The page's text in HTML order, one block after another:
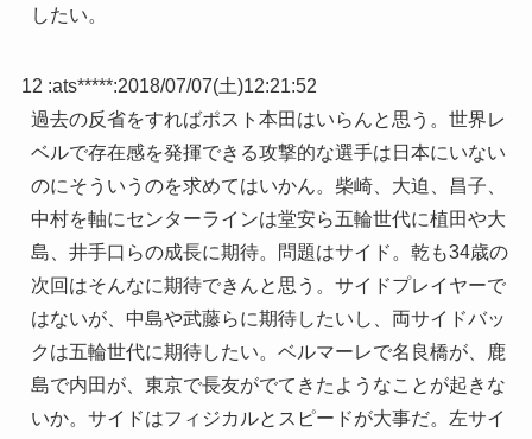
したい。
12 :ats*****:2018/07/07(土)12:21:52
過去の反省をすればポスト本田はいらんと思う。世界レ
ベルで存在感を発揮できる攻撃的な選手は日本にいない
のにそういうのを求めてはいかん。柴崎、大迫、昌子、
中村を軸にセンターラインは堂安ら五輪世代に植田や大
島、井手口らの成長に期待。問題はサイド。乾も34歳の
次回はそんなに期待できんと思う。サイドプレイヤーで
はないが、中島や武藤らに期待したいし、両サイドバッ
クは五輪世代に期待したい。ベルマーレで名良橋が、鹿
島で内田が、東京で長友がでてきたようなことが起きな
いか。サイドはフィジカルとスピードが大事だ。左サイ